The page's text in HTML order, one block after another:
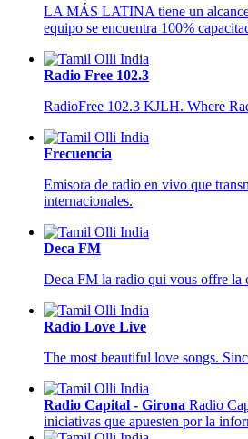
LA MÁS LATINA tiene un alcance
equipo se encuentra 100%
Radio Free 102.3
RadioFree 102.3 KJLH. Where
Frecuencia
Emisora de radio en vivo que
internacionales.
Deca FM
Deca FM la radio qui vous offre la
Radio Love Live
The most beautiful love songs.
Radio Capital - Girona Radio
iniciativas que apuesten por la